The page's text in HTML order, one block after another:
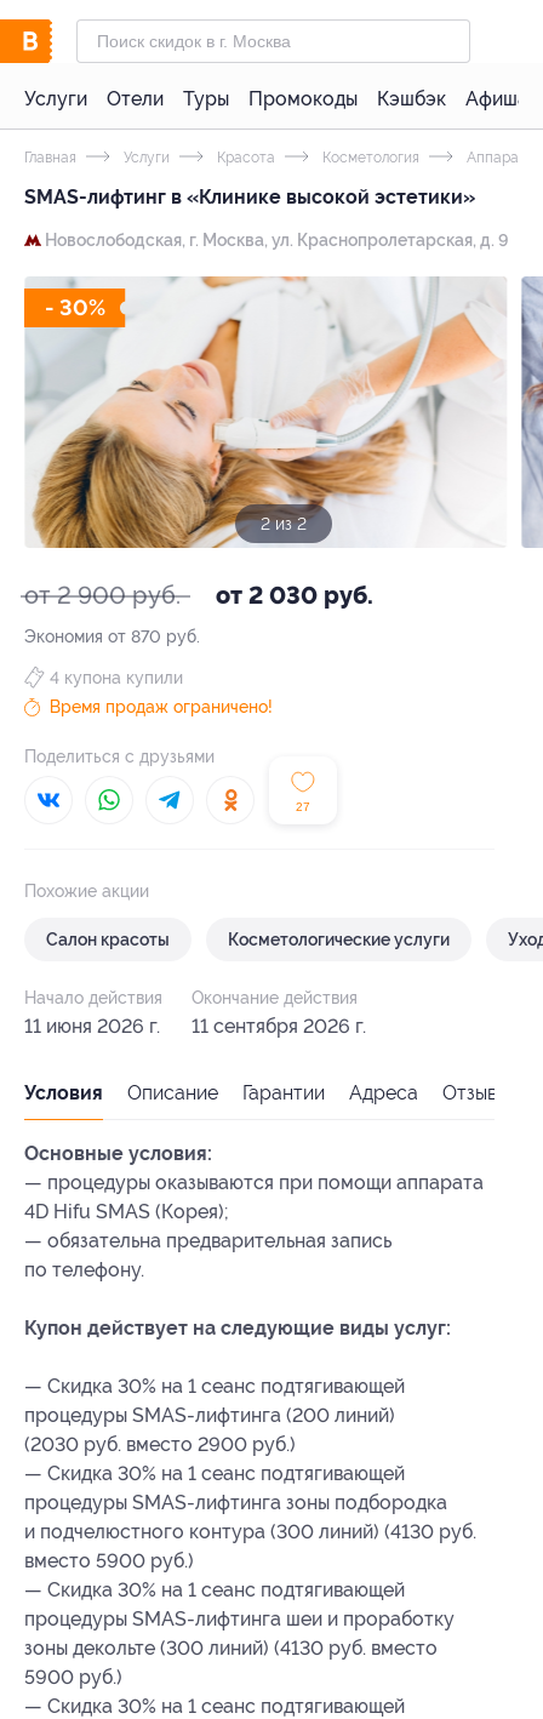
Услуги Отели Туры Промокоды Кэшбэк Афиша
Главная Услуги Красота Косметология
SMAS-лифтинг в «Клинике высокой эстетики»
Новослободская, г. Москва, ул. Краснопролетарская, д. 9
- 30%
1 из 2
от 2 900 руб. от 2 030 руб.
Экономия от 870 руб.
27
4 купона купили
Время продаж ограничено!
Поделиться с друзьями
Похожие акции
Салон красоты Косметологические услуги
Начало действия
11 июня 2026 г.
Окончание действия
11 сентября 2026 г.
Условия Описание Гарантии Адреса Отзывы
Основные условия:
— процедуры оказываются при помощи аппарата
4D Hifu SMAS (Корея);
— обязательна предварительная запись
по телефону.
Купон действует на следующие виды услуг:
— Скидка 30% на 1 сеанс подтягивающей
процедуры SMAS-лифтинга (200 линий)
(2030 руб. вместо 2900 руб.)
— Скидка 30% на 1 сеанс подтягивающей
процедуры SMAS-лифтинга зоны подбородка
и подчелюстного контура (300 линий) (4130 руб.
вместо 5900 руб.)
— Скидка 30% на 1 сеанс подтягивающей
процедуры SMAS-лифтинга шеи и проработку
зоны декольте (300 линий) (4130 руб. вместо
5900 руб.)
— Скидка 30% на 1 сеанс подтягивающей